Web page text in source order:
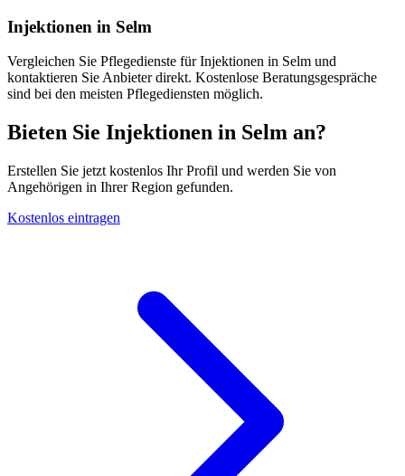
Injektionen in Selm
Vergleichen Sie Pflegedienste für Injektionen in Selm und
kontaktieren Sie Anbieter direkt. Kostenlose Beratungsgespräche
sind bei den meisten Pflegediensten möglich.
Bieten Sie Injektionen in Selm an?
Erstellen Sie jetzt kostenlos Ihr Profil und werden Sie von
Angehörigen in Ihrer Region gefunden.
Kostenlos eintragen